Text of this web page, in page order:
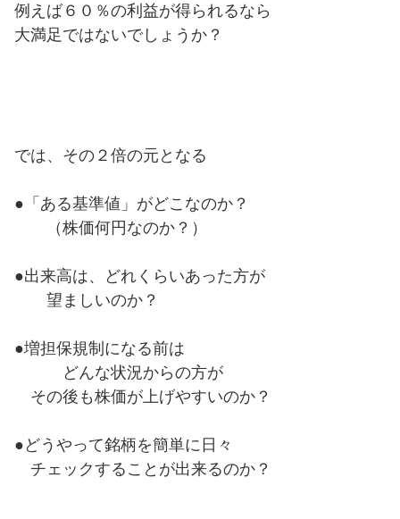
例えば６０％の利益が得られるなら
大満足ではないでしょうか？
では、その２倍の元となる
●「ある基準値」がどこなのか？
（株価何円なのか？）
●出来高は、どれくらいあった方が
望ましいのか？
●増担保規制になる前は
どんな状況からの方が
その後も株価が上げやすいのか？
●どうやって銘柄を簡単に日々
チェックすることが出来るのか？